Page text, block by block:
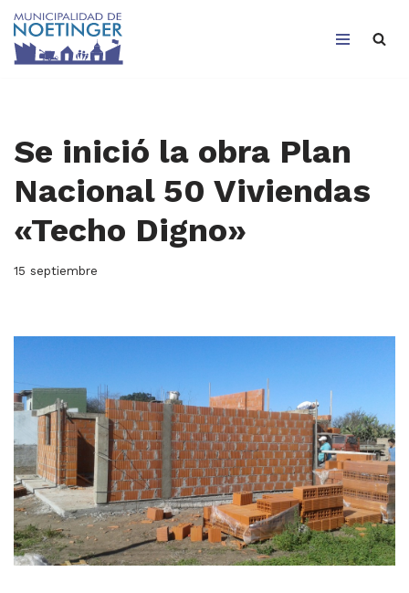
Saltar
Se inició la obra Plan
Nacional 50 Viviendas
«Techo Digno»
15 septiembre